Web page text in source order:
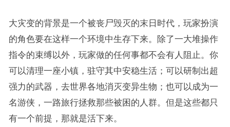
大灾变的背景是一个被丧尸毁灭的末日时代，玩家扮演
的角色要在这样一个环境中生存下来。除了一大堆操作
指令的束缚以外，玩家做的任何事都不会有人阻止。你
可以清理一座小镇，驻守其中安稳生活；可以研制出超
强力的武器，去世界各地消灭变异生物；也可以成为一
名游侠，一路旅行拯救那些被困的人群。但是这些都只
有一个前提，那就是活下来。